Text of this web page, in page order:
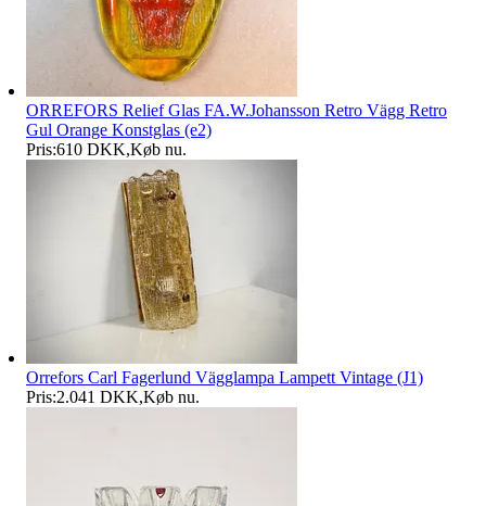
ORREFORS Relief Glas FA.W.Johansson Retro Vägg Retro
Gul Orange Konstglas (e2)
Pris:610 DKK,Køb nu.
Orrefors Carl Fagerlund Vägglampa Lampett Vintage (J1)
Pris:2.041 DKK,Køb nu.